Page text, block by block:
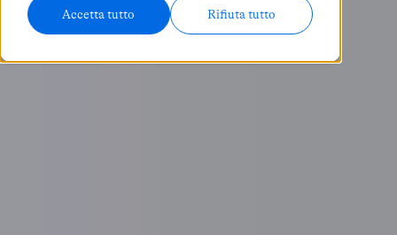
Accetta tutto Rifiuta tutto